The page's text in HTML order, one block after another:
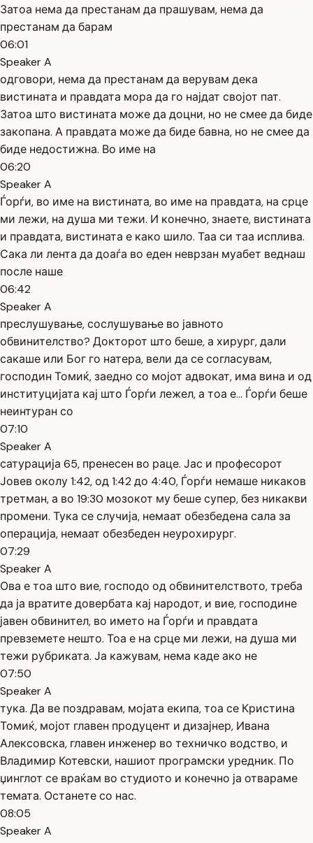
Затоа нема да престанам да прашувам, нема да
престанам да барам
06:01
Speaker A
одговори, нема да престанам да верувам дека
вистината и правдата мора да го најдат својот пат.
Затоа што вистината може да доцни, но не смее да биде
закопана. А правдата може да биде бавна, но не смее да
биде недостижна. Во име на
06:20
Speaker A
Ѓорѓи, во име на вистината, во име на правдата, на срце
ми лежи, на душа ми тежи. И конечно, знаете, вистината
и правдата, вистината е како шило. Таа си таа исплива.
Сака ли лента да доаѓа во еден неврзан муабет веднаш
после наше
06:42
Speaker A
преслушување, сослушување во јавното
обвинителство? Докторот што беше, а хирург, дали
сакаше или Бог го натера, вели да се согласувам,
господин Томиќ, заедно со мојот адвокат, има вина и од
институцијата кај што Ѓорѓи лежел, а тоа е... Ѓорѓи беше
неинтуран со
07:10
Speaker A
сатурација 65, пренесен во раце. Јас и професорот
Јовев околу 1:42, од 1:42 до 4:40, Ѓорѓи немаше никаков
третман, а во 19:30 мозокот му беше супер, без никакви
промени. Тука се случија, немаат обезбедена сала за
операција, немаат обезбеден неурохирург.
07:29
Speaker A
Ова е тоа што вие, господо од обвинителството, треба
да ја вратите довербата кај народот, и вие, господине
јавен обвинител, во името на Ѓорѓи и правдата
превземете нешто. Тоа е на срце ми лежи, на душа ми
тежи рубриката. Ја кажувам, нема каде ако не
07:50
Speaker A
тука. Да ве поздравам, мојата екипа, тоа се Кристина
Томиќ, мојот главен продуцент и дизајнер, Ивана
Алексовска, главен инженер во техничко водство, и
Владимир Котевски, нашиот програмски уредник. По
џинглот се враќам во студиото и конечно ја отвараме
темата. Останете со нас.
08:05
Speaker A